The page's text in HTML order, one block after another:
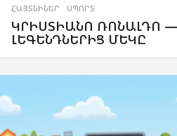
ՀԱՅՏՆԻՆԵՐ ,ՍՊՈՐՏ
ԿՐԻՍՏԻԱՆՈ ՌՈՆԱԼԴՈ
ԼԵԳԵՆԴՆԵՐԻՑ ՄԵԿԸ